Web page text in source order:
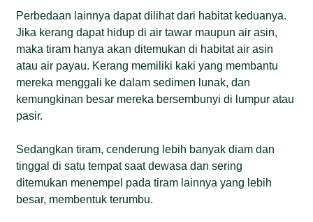
Perbedaan lainnya dapat dilihat dari habitat keduanya.
Jika kerang dapat hidup di air tawar maupun air asin,
maka tiram hanya akan ditemukan di habitat air asin
atau air payau. Kerang memiliki kaki yang membantu
mereka menggali ke dalam sedimen lunak, dan
kemungkinan besar mereka bersembunyi di lumpur atau
pasir.
Sedangkan tiram, cenderung lebih banyak diam dan
tinggal di satu tempat saat dewasa dan sering
ditemukan menempel pada tiram lainnya yang lebih
besar, membentuk terumbu.